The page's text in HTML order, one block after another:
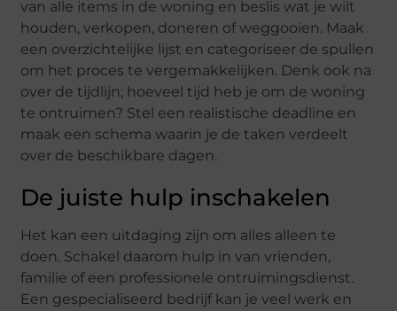
van alle items in de woning en beslis wat je wilt
houden, verkopen, doneren of weggooien. Maak
een overzichtelijke lijst en categoriseer de spullen
om het proces te vergemakkelijken. Denk ook na
over de tijdlijn; hoeveel tijd heb je om de woning
te ontruimen? Stel een realistische deadline en
maak een schema waarin je de taken verdeelt
over de beschikbare dagen.
De juiste hulp inschakelen
Het kan een uitdaging zijn om alles alleen te
doen. Schakel daarom hulp in van vrienden,
familie of een professionele ontruimingsdienst.
Een gespecialiseerd bedrijf kan je veel werk en